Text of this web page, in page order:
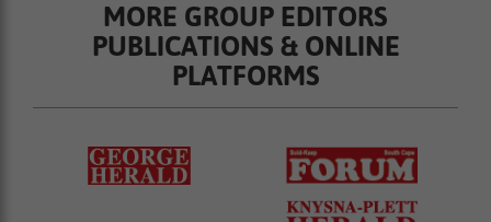
MORE GROUP EDITORS
PUBLICATIONS & ONLINE
PLATFORMS